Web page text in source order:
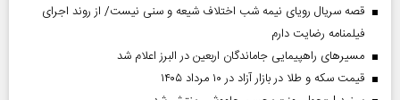
قصه سریال رویای نیمه شب اختلاف شیعه و سنی نیست/ از روند اجرای
فیلمنامه رضایت دارم
مسیر‌های راهپیمایی جاماندگان اربعین در البرز اعلام شد
قیمت سکه و طلا در بازار آزاد در ۱۰ مرداد ۱۴۰۵